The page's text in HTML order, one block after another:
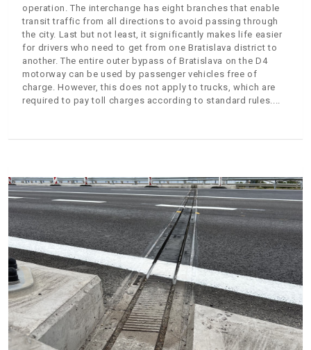
operation. The interchange has eight branches that enable
transit traffic from all directions to avoid passing through
the city. Last but not least, it significantly makes life easier
for drivers who need to get from one Bratislava district to
another. The entire outer bypass of Bratislava on the D4
motorway can be used by passenger vehicles free of
charge. However, this does not apply to trucks, which are
required to pay toll charges according to standard rules.